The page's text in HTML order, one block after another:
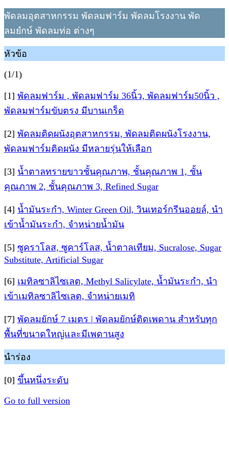
พัดลมอุตสาหกรรม พัดลมฟาร์ม พัดลมโรงงาน พัด
ลมยํกษ์ พัดลมท่อ ต่างๆ
หัวข้อ
(1/1)
[1] พัดลมฟาร์ม , พัดลมฟาร์ม 36นิ้ว, พัดลมฟาร์ม50นิ้ว ,
พัดลมฟาร์มขับตรง มีบานเกร็ด
[2] พัดลมติดผนังอุตสาหกรรม, พัดลมติดผนังโรงงาน,
พัดลมฟาร์มติดผนัง มีหลายรุ่นให้เลือก
[3] น้ำตาลทรายขาวชั้นคุณภาพ, ชั้นคุณภาพ 1, ชั้น
คุณภาพ 2, ชั้นคุณภาพ 3, Refined Sugar
[4] น้ำมันระกำ, Winter Green Oil, วินเทอร์กรีนออยล์, นำ
เข้าน้ำมันระกำ, จำหน่ายน้ำมัน
[5] ซูคราโลส, ซูคาร์โลส, น้ำตาลเทียม, Sucralose, Sugar
Substitute, Artificial Sugar
[6] เมทิลซาลิไซเลต, Methyl Salicylate, น้ำมันระกำ, นำ
เข้าเมทิลซาลิไซเลต, จำหน่ายเมทิ
[7] พัดลมยักษ์ 7 เมตร | พัดลมยักษ์ติดเพดาน สำหรับทุก
พื้นที่ขนาดใหญ่และมีเพดานสูง
นำร่อง
[0] ขึ้นหนึ่งระดับ
Go to full version